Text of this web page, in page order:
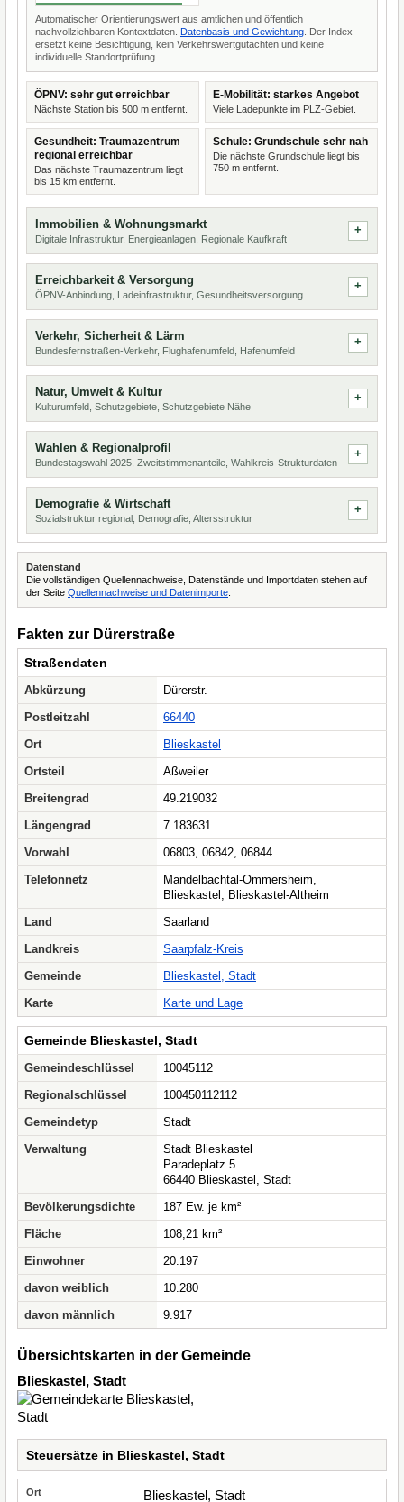
Automatischer Orientierungswert aus amtlichen und öffentlich
nachvollziehbaren Kontextdaten. Datenbasis und Gewichtung . Der Index
ersetzt keine Besichtigung, kein Verkehrswertgutachten und keine
individuelle Standortprüfung.
ÖPNV: sehr gut erreichbar
Nächste Station bis 500 m entfernt.
E-Mobilität: starkes Angebot
Viele Ladepunkte im PLZ-Gebiet.
Gesundheit: Traumazentrum
regional erreichbar
Das nächste Traumazentrum liegt
bis 15 km entfernt.
Schule: Grundschule sehr nah
Die nächste Grundschule liegt bis
750 m entfernt.
Immobilien & Wohnungsmarkt
Digitale Infrastruktur, Energieanlagen, Regionale Kaufkraft
Erreichbarkeit & Versorgung
ÖPNV-Anbindung, Ladeinfrastruktur, Gesundheitsversorgung
Verkehr, Sicherheit & Lärm
Bundesfernstraßen-Verkehr, Flughafenumfeld, Hafenumfeld
Natur, Umwelt & Kultur
Kulturumfeld, Schutzgebiete, Schutzgebiete Nähe
Wahlen & Regionalprofil
Bundestagswahl 2025, Zweitstimmenanteile, Wahlkreis-Strukturdaten
Demografie & Wirtschaft
Sozialstruktur regional, Demografie, Altersstruktur
Datenstand
Die vollständigen Quellennachweise, Datenstände und Importdaten stehen auf
der Seite Quellennachweise und Datenimporte
Fakten zur Dürerstraße
Straßendaten
Abkürzung
Dürerstr.
Postleitzahl
66440
Ort
Blieskastel
Ortsteil
Aßweiler
Breitengrad
49.219032
Längengrad
7.183631
Vorwahl
06803, 06842, 06844
Telefonnetz
Mandelbachtal-Ommersheim,
Blieskastel, Blieskastel-Altheim
Land
Saarland
Landkreis
Saarpfalz-Kreis
Gemeinde
Blieskastel, Stadt
Karte
Karte und Lage
Gemeinde Blieskastel, Stadt
Gemeindeschlüssel
10045112
Regionalschlüssel
100450112112
Gemeindetyp
Stadt
Verwaltung
Stadt Blieskastel
Paradeplatz 5
66440 Blieskastel, Stadt
Bevölkerungsdichte
187 Ew. je km²
Fläche
108,21 km²
Einwohner
20.197
davon weiblich
10.280
davon männlich
9.917
Übersichtskarten in der Gemeinde
Blieskastel, Stadt
Steuersätze in Blieskastel, Stadt
Blieskastel, Stadt